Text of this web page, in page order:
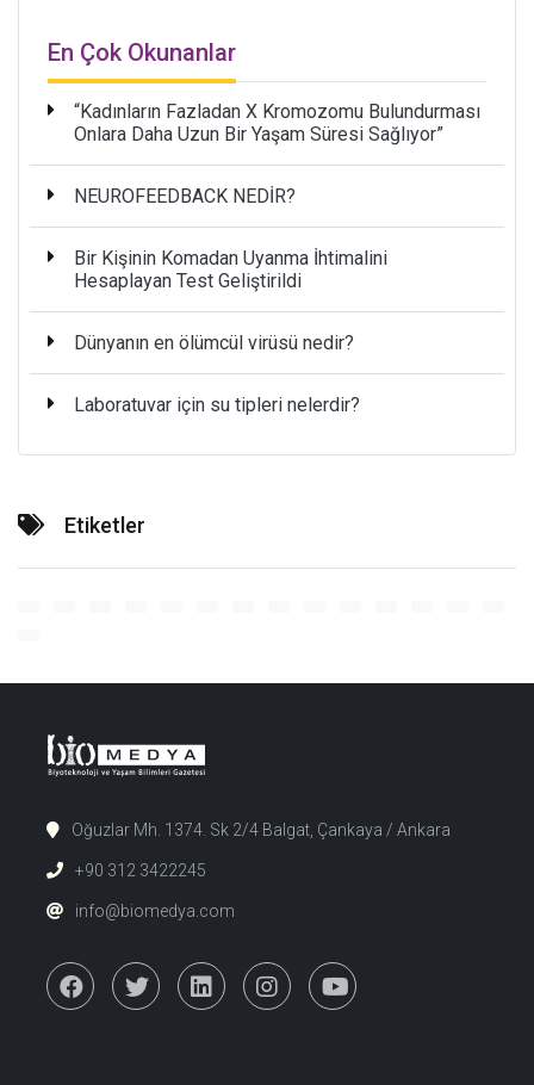
En Çok Okunanlar
“Kadınların Fazladan X Kromozomu Bulundurması
Onlara Daha Uzun Bir Yaşam Süresi Sağlıyor”
NEUROFEEDBACK NEDİR?
Bir Kişinin Komadan Uyanma İhtimalini
Hesaplayan Test Geliştirildi
Dünyanın en ölümcül virüsü nedir?
Laboratuvar için su tipleri nelerdir?
Etiketler
Oğuzlar Mh. 1374. Sk 2/4 Balgat, Çankaya / Ankara
+90 312 3422245
info@biomedya.com